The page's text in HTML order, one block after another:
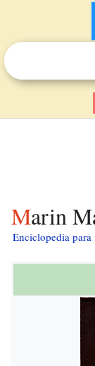
Marin
Enciclopedia para